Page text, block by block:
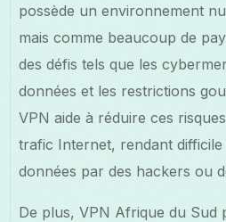
possède un environnement
mais comme beaucoup de
des défis tels que les
données et les restrictions
VPN aide à réduire ces
trafic Internet, rendant difficile
données par des hackers ou
De plus, VPN Afrique du Sud